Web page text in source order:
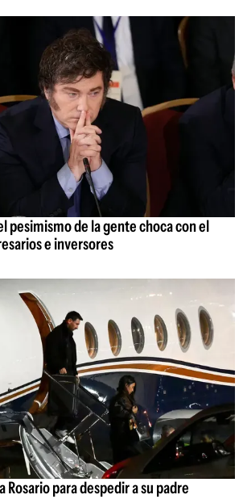
pesimismo de la gente choca con el
e inversores
Rosario para despedir a su padre